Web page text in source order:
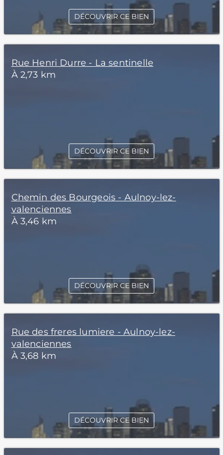
DÉCOUVRIR CE BIEN
Rue Henri Durre - La sentinelle
À 2,73 km
DÉCOUVRIR CE BIEN
Chemin des Bourgeois - Aulnoy-lez-
valenciennes
À 3,46 km
DÉCOUVRIR CE BIEN
Rue des freres lumiere - Aulnoy-lez-
valenciennes
À 3,68 km
DÉCOUVRIR CE BIEN